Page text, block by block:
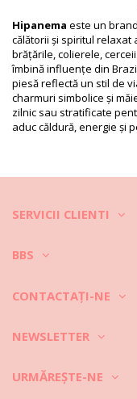
Instrucţiuni de
Alexandria Silver
Scoateți-le înainte de a
După purtare, ștergeți
Hipanema este un
călătorii și spiritul relaxat
brățările, colierele,
îmbină influențe din
piesă reflectă un stil de
charmuri simbolice și
zilnic sau stratificate
aduc căldură, energie și
SERVICII CLIENTI
BBS
CONTACTAŢI-NE
NEWSLETTER
URMĂREȘTE-NE